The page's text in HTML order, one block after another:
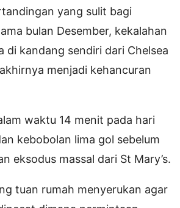
yang sulit bagi
bulan Desember, kekalahan
di kandang sendiri dari Chelsea
menjadi kehancuran
waktu 14 menit pada hari
kebobolan lima gol sebelum
eksodus massal dari St Mary’s.
tuan rumah menyerukan agar